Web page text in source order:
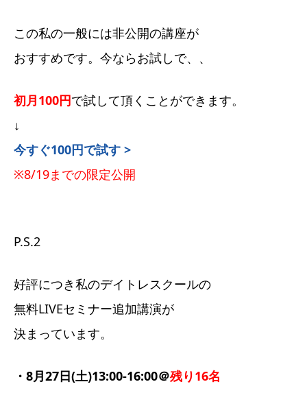
この私の一般には非公開の講座が
おすすめです。今ならお試しで、、
初月100円で試して頂くことができます。
↓
今すぐ100円で試す >
※8/19までの限定公開
P.S.2
好評につき私のデイトレスクールの
無料LIVEセミナー追加講演が
決まっています。
・8月27日(土)13:00-16:00＠残り16名